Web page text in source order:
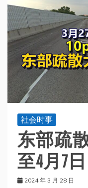
社会时事
东部疏
至4月7
2024 年 3 月 28 日